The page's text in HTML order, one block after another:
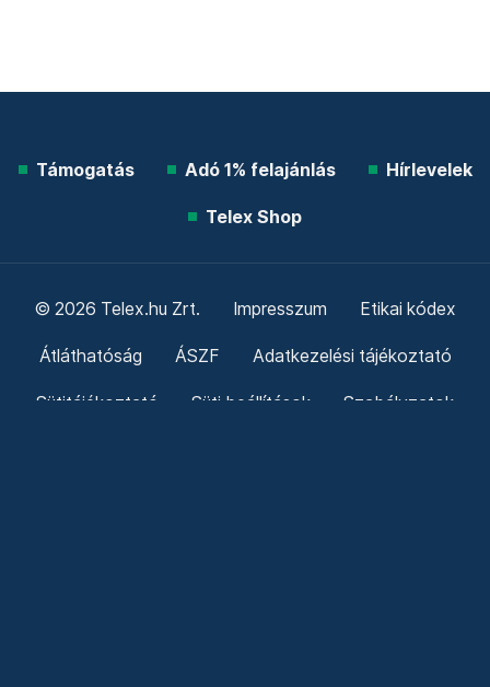
Támogatás Adó 1% felajánlás Hírlevelek
Telex Shop
© 2026 Telex.hu Zrt. Impresszum Etikai kódex
Átláthatóság ÁSZF Adatkezelési tájékoztató
Sütitájékoztató Süti beállítások Szabályzatok